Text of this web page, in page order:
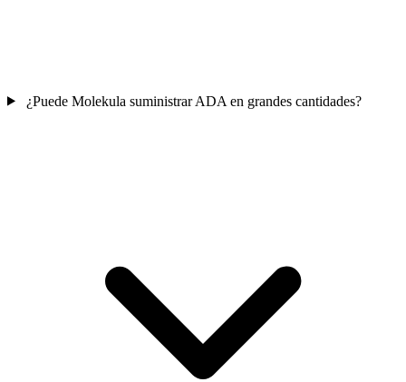
¿Puede Molekula suministrar ADA en grandes cantidades?